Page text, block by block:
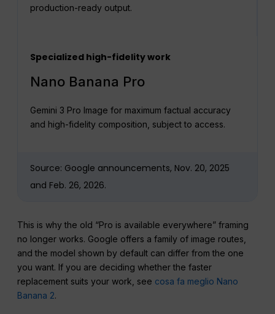
production-ready output.
Specialized high-fidelity work
Nano Banana Pro
Gemini 3 Pro Image for maximum factual accuracy
and high-fidelity composition, subject to access.
Source: Google announcements, Nov. 20, 2025
and Feb. 26, 2026.
This is why the old “Pro is available everywhere” framing
no longer works. Google offers a family of image routes,
and the model shown by default can differ from the one
you want. If you are deciding whether the faster
replacement suits your work, see cosa fa meglio Nano
Banana 2.